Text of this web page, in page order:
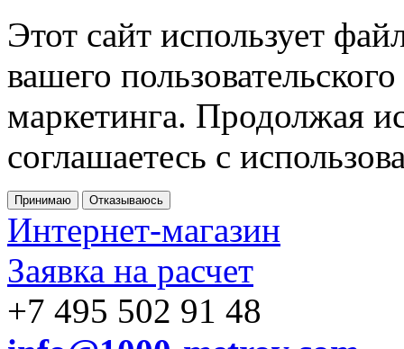
Этот сайт использует
вашего
маркетинга. Продолжая
соглашаетесь с
Принимаю Отказываюсь
Интернет-магазин
Заявка на расчет
+7 495 502 91 48